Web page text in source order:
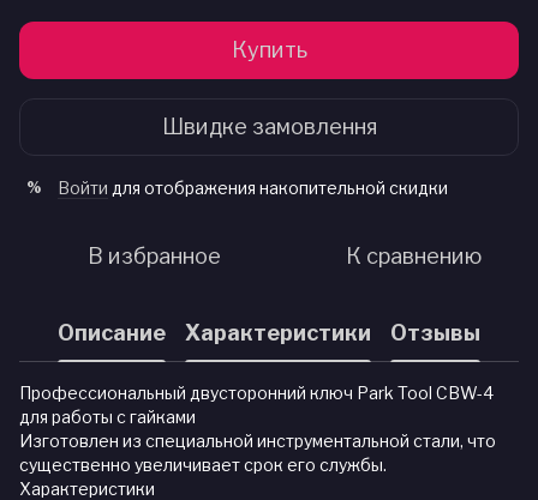
Купить
Швидке замовлення
% Войти для отображения накопительной скидки
В избранное К сравнению
Описание Характеристики Отзывы
Профессиональный двусторонний ключ Park Tool CBW-4
для работы с гайками
Изготовлен из специальной инструментальной стали, что
существенно увеличивает срок его службы.
Характеристики